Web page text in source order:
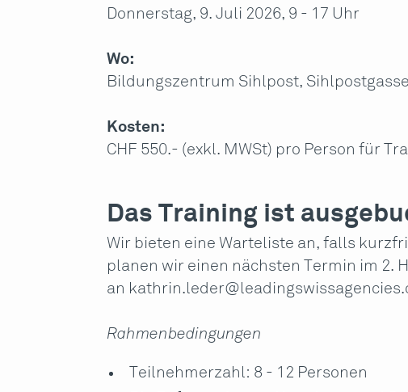
Donnerstag, 9. Juli 2026, 9 - 17 Uhr
Wo:
Bildungszentrum Sihlpost,
Kosten:
CHF 550.- (exkl. MWSt) pro Person für
Das Training ist
Wir bieten eine Warteliste an, falls
planen wir einen nächsten Termin im 2.
an
Rahmenbedingungen
Teilnehmerzahl: 8 - 12 Personen